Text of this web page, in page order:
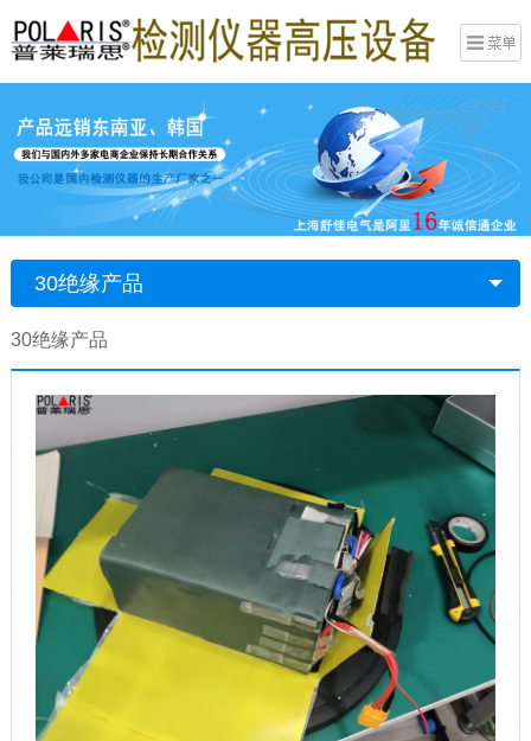
30绝缘产品
30绝缘产品